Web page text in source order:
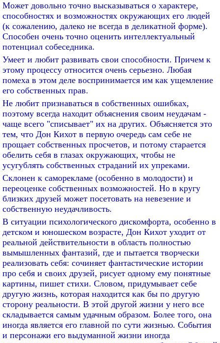
Может довольно точно высказываться о характере,
способностях и возможностях окружающих его людей
(к сожалению, далеко не всегда в деликатной форме).
Способен очень точно оценить интеллектуальный
потенциал собеседника.
Умеет и любит развивать свои способности. Причем к
этому процессу относится очень серьезно. Любая
помеха в этом деле воспринимается им как ущемление
его собственных прав.
Не любит признаваться в собственных ошибках,
поэтому всегда находит объяснения своим неудачам -
чаще всего "списывает" их на других. Объясняется это
тем, что Дон Кихот в первую очередь сам себе не
прощает собственных просчетов, и потому старается
обелить себя в глазах окружающих, чтобы не
усугублять собственных страданий их упреками.
Склонен к саморекламе (особенно в молодости) и
переоценке собственных возможностей. Но в кругу
близких друзей может посетовать на невезение и
собственную неудачливость.
В ситуации психологического дискомфорта, особенно в
детском и юношеском возрасте, Дон Кихот уходит от
реальной действительности в область полностью
вымышленных фантазий, где и пытается творчески
реализовать себя: сочиняет фантастические истории
про себя и своих друзей, рисует одному ему понятные
картины, пишет стихи. Словом, придумывает себе
другую жизнь, которая находится как бы по другую
сторону реальности. В этой другой жизни у него все
складывается самым удачным образом. Более того, она
иногда является его главной по сути жизнью. События
и персонажи его выдуманной жизни иногда